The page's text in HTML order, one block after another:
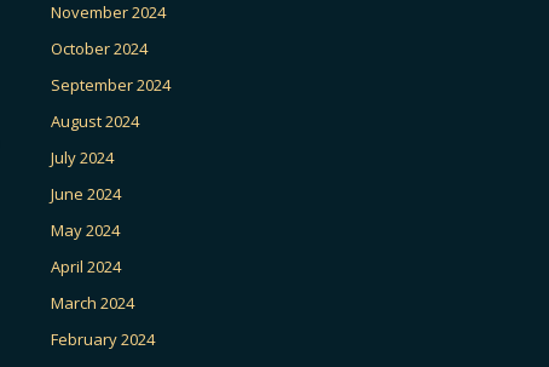
November 2024
October 2024
September 2024
August 2024
July 2024
June 2024
May 2024
April 2024
March 2024
February 2024